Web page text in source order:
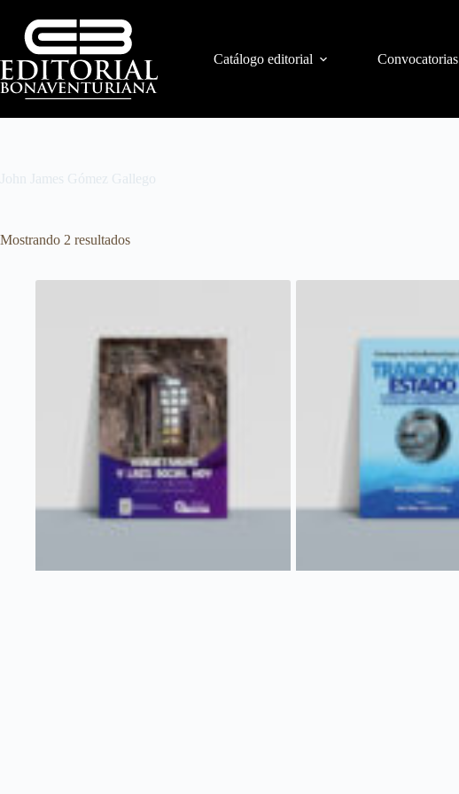
Catálogo editorial Convocatorias
John James Gómez Gallego
Mostrando 2 resultados